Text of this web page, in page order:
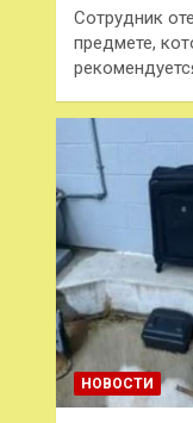
Сотрудник
предмете,
НОВОСТИ